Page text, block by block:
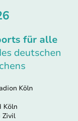
für alle
deutschen
Köln
Köln
Zivil